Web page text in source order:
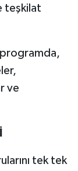
teşkilat
ve
tek tek